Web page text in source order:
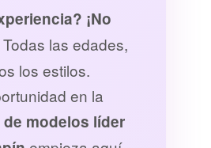
¡No
Todas las edades,
los estilos.
en la
modelos líder